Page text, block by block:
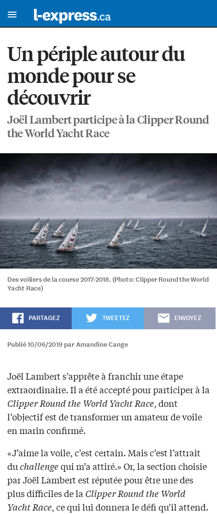
Un périple autour du
monde pour se
découvrir
Joël Lambert participe à la Clipper Round
the World Yacht Race
Des voiliers de la course 2017-2018. (Photo: Clipper Round the World
Yacht Race)
PARTAGEZ TWEETEZ ENVOYEZ
Publié 10/06/2019 par Amandine Cange
Joël Lambert s’apprête à franchir une étape
extraordinaire. Il a été accepté pour participer à la
Clipper Round the World Yacht Race, dont
l’objectif est de transformer un amateur de voile
en marin confirmé.
«J’aime la voile, c’est certain. Mais c’est l’attrait
duchallengequi m’a attiré.» Or, la section choisie
par Joël Lambert est réputée pour être une des
plus difficiles de laClipper Round the World
Yacht Race, ce qui lui donnera le défi qu’il attend.